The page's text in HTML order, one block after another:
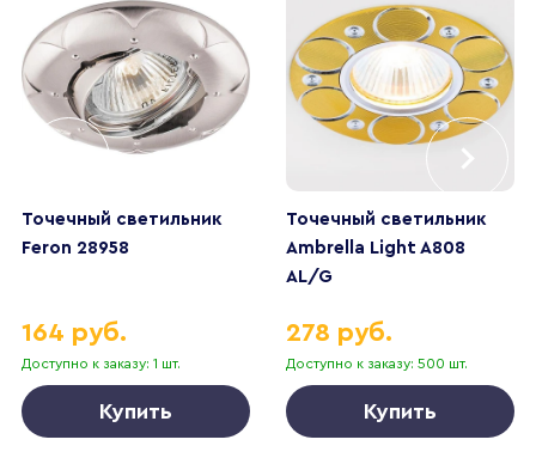
Точечный светильник
Feron 28958
Доступно к заказу: 1 шт.
164 руб.
Купить
Точечный светильник
Ambrella Light A808
AL/G
Доступно к заказу: 500 шт.
278 руб.
Купить